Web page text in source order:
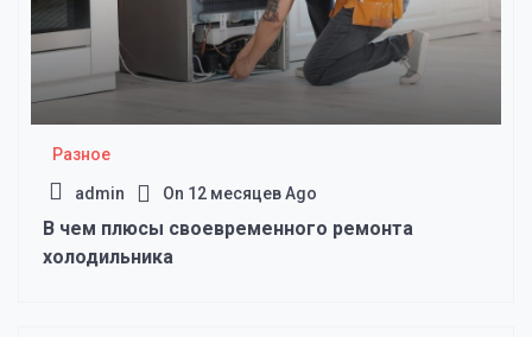
Разное
admin On 12 месяцев Ago
В чем плюсы своевременного ремонта
холодильника